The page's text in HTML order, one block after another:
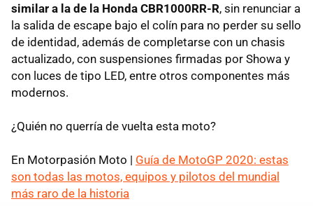
similar a la de la Honda CBR1000RR-R, sin renunciar a
la salida de escape bajo el colín para no perder su sello
de identidad, además de completarse con un chasis
actualizado, con suspensiones firmadas por Showa y
con luces de tipo LED, entre otros componentes más
modernos.
¿Quién no querría de vuelta esta moto?
En Motorpasión Moto | Guía de MotoGP 2020: estas
son todas las motos, equipos y pilotos del mundial
más raro de la historia